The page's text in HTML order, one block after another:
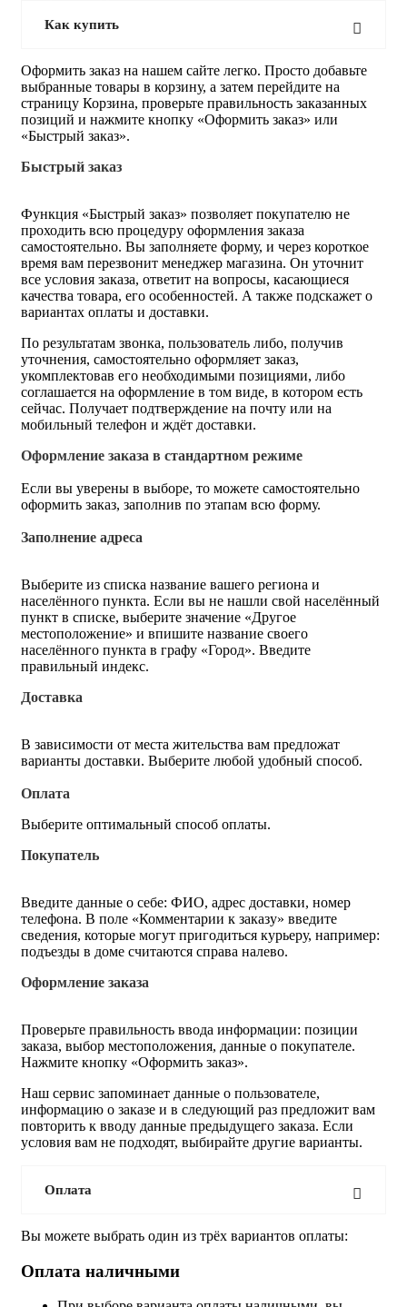
Как купить
Оформить заказ на нашем сайте легко. Просто добавьте
выбранные товары в корзину, а затем перейдите на
страницу Корзина, проверьте правильность заказанных
позиций и нажмите кнопку «Оформить заказ» или
«Быстрый заказ».
Быстрый заказ
Функция «Быстрый заказ» позволяет покупателю не
проходить всю процедуру оформления заказа
самостоятельно. Вы заполняете форму, и через короткое
время вам перезвонит менеджер магазина. Он уточнит
все условия заказа, ответит на вопросы, касающиеся
качества товара, его особенностей. А также подскажет о
вариантах оплаты и доставки.
По результатам звонка, пользователь либо, получив
уточнения, самостоятельно оформляет заказ,
укомплектовав его необходимыми позициями, либо
соглашается на оформление в том виде, в котором есть
сейчас. Получает подтверждение на почту или на
мобильный телефон и ждёт доставки.
Оформление заказа в стандартном режиме
Если вы уверены в выборе, то можете самостоятельно
оформить заказ, заполнив по этапам всю форму.
Заполнение адреса
Выберите из списка название вашего региона и
населённого пункта. Если вы не нашли свой населённый
пункт в списке, выберите значение «Другое
местоположение» и впишите название своего
населённого пункта в графу «Город». Введите
правильный индекс.
Доставка
В зависимости от места жительства вам предложат
варианты доставки. Выберите любой удобный способ.
Оплата
Выберите оптимальный способ оплаты.
Покупатель
Введите данные о себе: ФИО, адрес доставки, номер
телефона. В поле «Комментарии к заказу» введите
сведения, которые могут пригодиться курьеру, например:
подъезды в доме считаются справа налево.
Оформление заказа
Проверьте правильность ввода информации: позиции
заказа, выбор местоположения, данные о покупателе.
Нажмите кнопку «Оформить заказ».
Наш сервис запоминает данные о пользователе,
информацию о заказе и в следующий раз предложит вам
повторить к вводу данные предыдущего заказа. Если
условия вам не подходят, выбирайте другие варианты.
Оплата
Вы можете выбрать один из трёх вариантов оплаты:
Оплата наличными